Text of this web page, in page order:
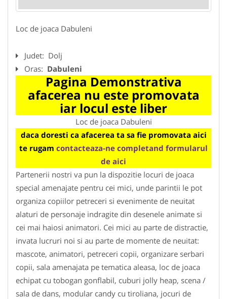
Loc de joaca Dabuleni
Judet: Dolj
Oras: Dabuleni
Pagina Demonstrativa
afacerea nu este promovata
iar locul este liber
Loc de joaca Dabuleni
daca doresti ca afacerea ta sa fie promovata aici
te rugam contacteaza-ne completand formularul
de aici
Partenerii nostri va pun la dispozitie locuri de joaca
special amenajate pentru cei mici, unde parintii le pot
organiza copiilor petreceri si evenimente de neuitat
alaturi de personaje indragite din desenele animate si
cei mai haiosi animatori. Cei mici au parte de distractie,
invata lucruri noi si au parte de momente de neuitat:
mascote, animatori, petreceri copii, organizare serbari
copii, sala amenajata pe tematica aleasa, loc de joaca
echipat cu tobogan gonflabil, cuburi jolly heap, scena /
sala de dans, modular candy cu tiroliana, jocuri de